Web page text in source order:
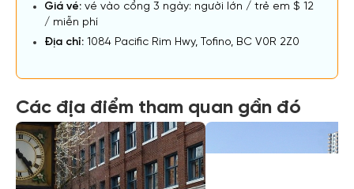
Giá vé: vé vào cổng 3 ngày: người lớn / trẻ em $ 12
/ miễn phí
Địa chỉ: 1084 Pacific Rim Hwy, Tofino, BC V0R 2Z0
Các địa điểm tham quan gần đó